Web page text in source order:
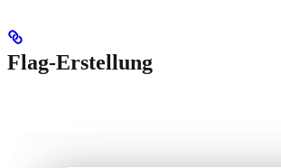
Flag-Erstellung